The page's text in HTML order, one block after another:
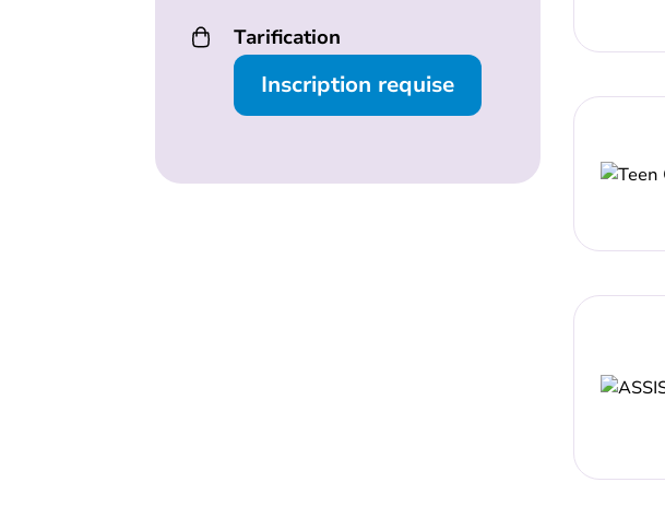
Tarification
Inscription requise